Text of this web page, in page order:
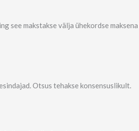
see makstakse välja ühekordse
Otsus tehakse konsensuslikult.